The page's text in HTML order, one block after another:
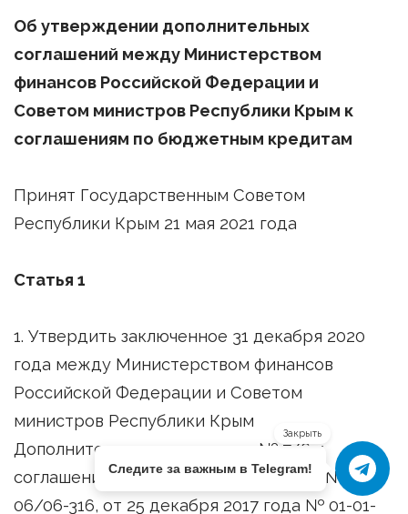
Об утверждении дополнительных
соглашений между Министерством
финансов Российской Федерации и
Советом министров Республики Крым к
соглашениям по бюджетным кредитам
Принят Государственным Советом
Республики Крым 21 мая 2021 года
Статья 1
1. Утвердить заключенное 31 декабря 2020
года между Министерством финансов
Российской Федерации и Советом
министров Республики Крым
Дополнительное соглашение № 7/6 к
соглашениям от 11 декабря 2017 года № 1-01-
06/06-316, от 25 декабря 2017 года № 01-01-
Закрыть
Следите за важным в Telegram!